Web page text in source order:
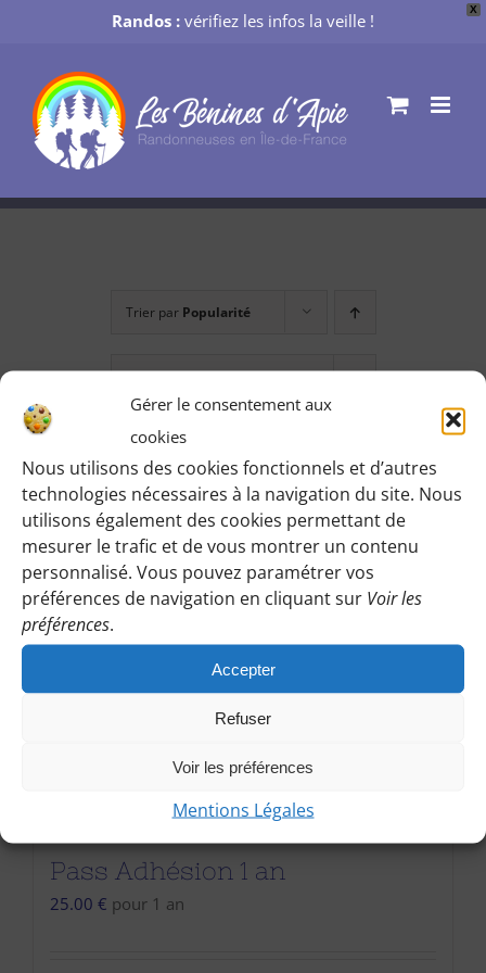
X
Randos : vérifiez les infos la veille !
Gérer le consentement aux
cookies
Nous utilisons des cookies fonctionnels et d’autres
technologies nécessaires à la navigation du site. Nous
utilisons également des cookies permettant de
mesurer le trafic et de vous montrer un contenu
personnalisé. Vous pouvez paramétrer vos
préférences de navigation en cliquant sur Voir les
préférences.
Accepter
Refuser
Voir les préférences
Mentions Légales
contenu
Trier par Popularité
Montrer24 produits
Pass Adhésion 1 an
25.00 € pour 1 an